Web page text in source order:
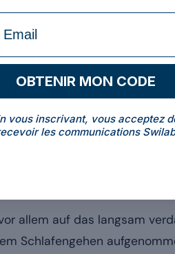
ein, in der er das beim
vor dem
interessiert, die ihre
allem auf das langsam
Schlafengehen
Email
OBTENIR MON CODE
vous inscrivant, vous acceptez
les communications Swilab